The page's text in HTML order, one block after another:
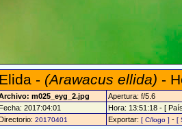
Elida - (Arawacus ellida) -
m025_eyg_2.jpg
Apertura: f/5.6
Fecha: 2017:04:01
Hora: 13:51:18 - [
20170401 Exportar: [ C/logo ] - [